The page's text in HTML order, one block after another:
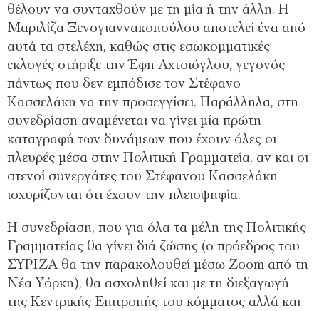
θέλουν να συνταχθούν με τη μία ή την άλλη. Η
Μαριλίζα Ξενογιαννακοπούλου αποτελεί ένα από
αυτά τα στελέχη, καθώς στις εσωκομματικές
εκλογές στήριξε την Έφη Αχτσιόγλου, γεγονός
πάντως που δεν εμπόδισε τον Στέφανο
Κασσελάκη να την προσεγγίσει. Παράλληλα, στη
συνεδρίαση αναμένεται να γίνει μία πρώτη
καταγραφή των δυνάμεων που έχουν όλες οι
πλευρές μέσα στην Πολιτική Γραμματεία, αν και οι
στενοί συνεργάτες του Στέφανου Κασσελάκη
ισχυρίζονται ότι έχουν την πλειοψηφία.
Η συνεδρίαση, που για όλα τα μέλη της Πολιτικής
Γραμματείας θα γίνει διά ζώσης (ο πρόεδρος του
ΣΥΡΙΖΑ θα την παρακολουθεί μέσω Zoom από τη
Νέα Υόρκη), θα ασχοληθεί και με τη διεξαγωγή
της Κεντρικής Επιτροπής του κόμματος αλλά και